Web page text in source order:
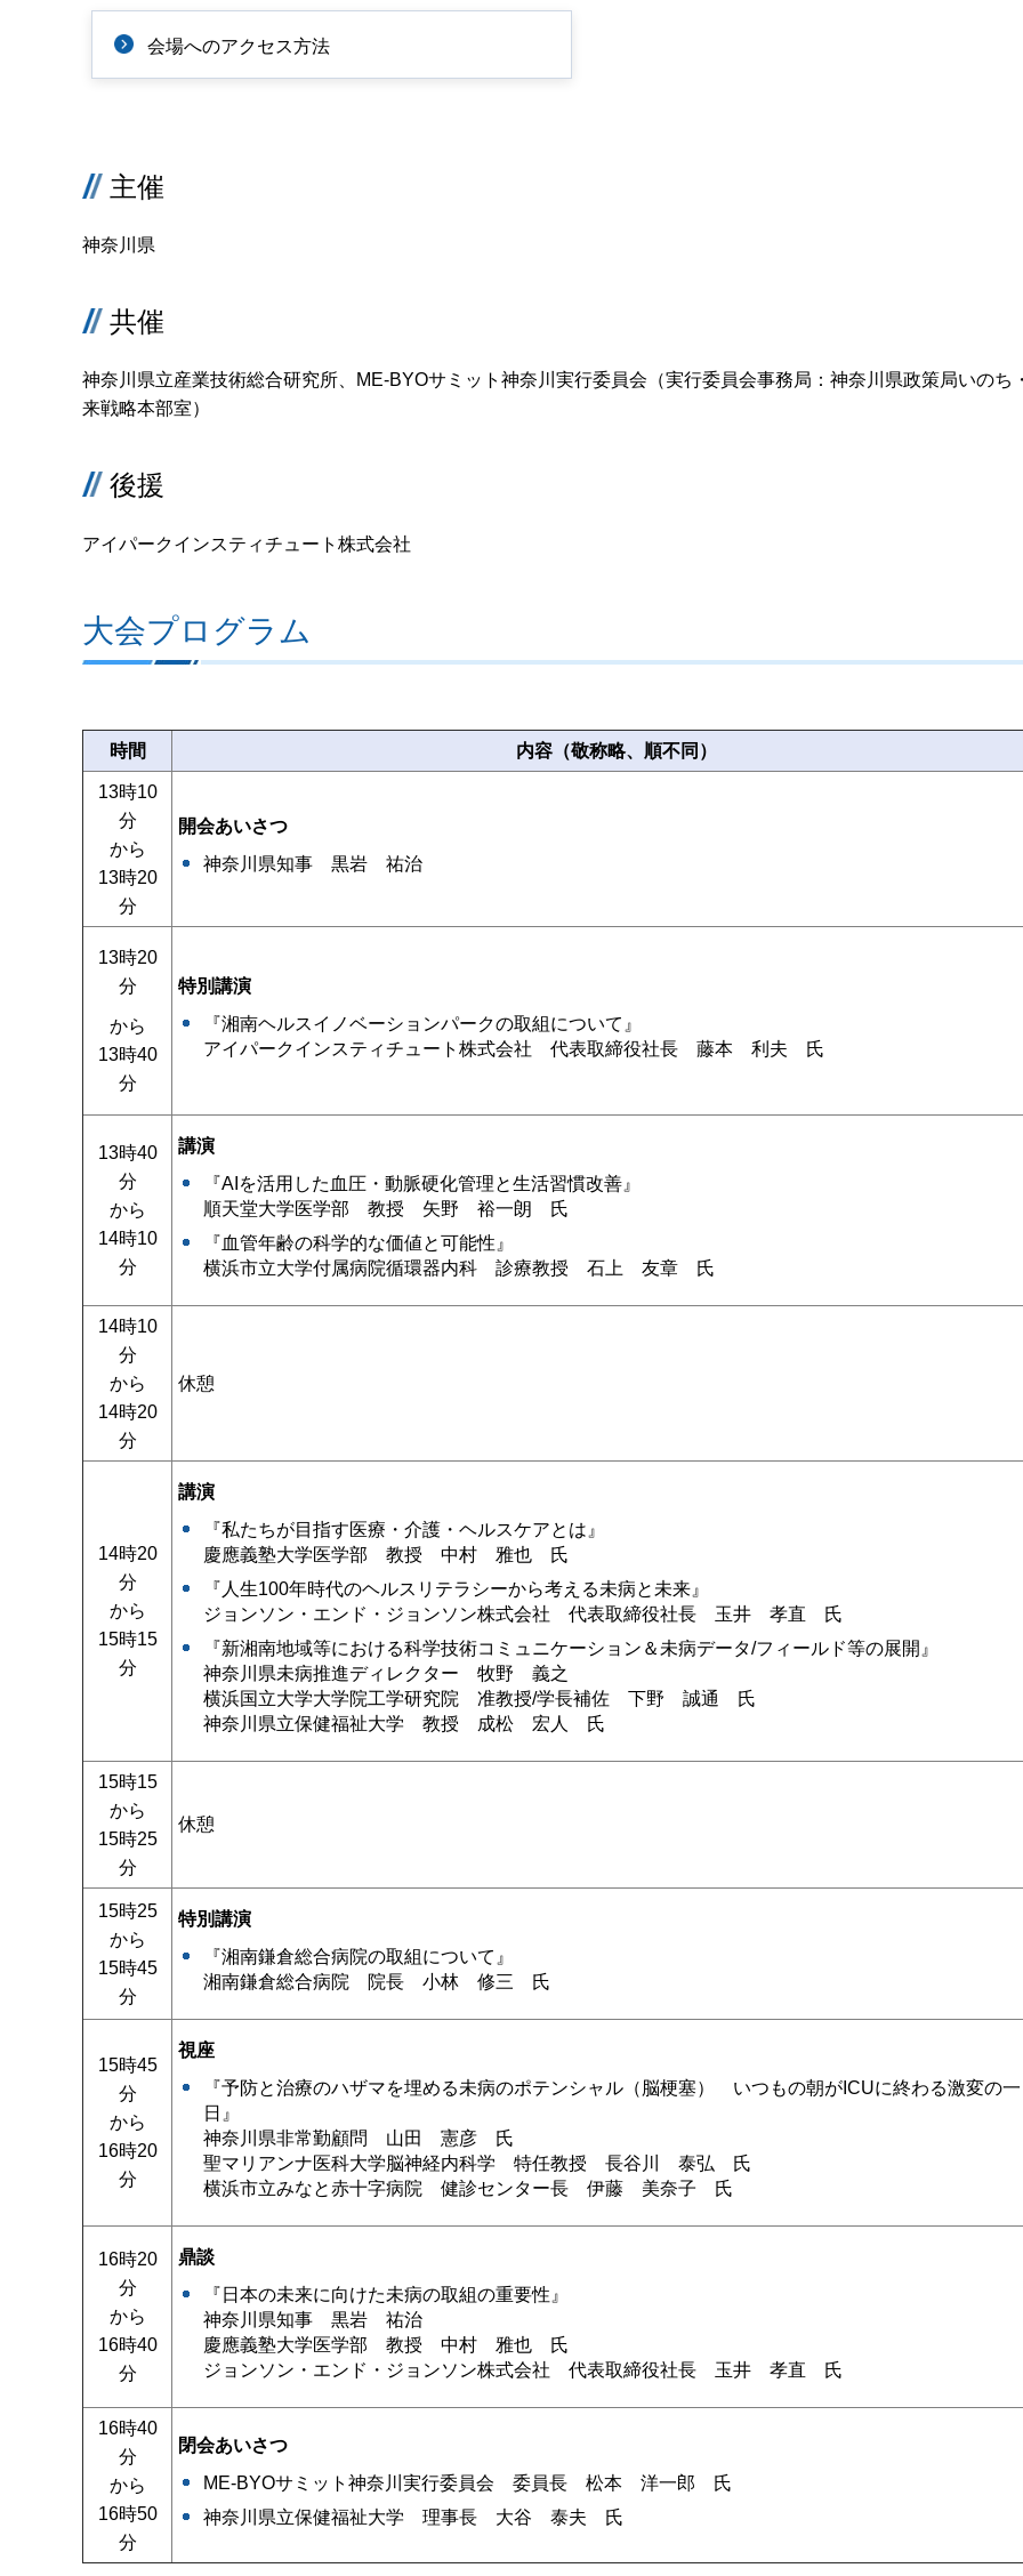
会場へのアクセス方法
主催
神奈川県
共催
神奈川県立産業技術総合研究所、ME-BYOサミット神奈川実行委員会（実行委員会事務局：神奈川県政策局いのち
来戦略本部室）
後援
アイパークインスティチュート株式会社
大会プログラム
時間 内容（敬称略、順不同）
13時10
分
から
13時20
分
開会あいさつ
神奈川県知事 黒岩 祐治
13時20
分
から
13時40
分
特別講演
『湘南ヘルスイノベーションパークの取組について』
アイパークインスティチュート株式会社 代表取締役社長 藤本 利夫 氏
13時40
分
から
14時10
分
講演
『AIを活用した血圧・動脈硬化管理と生活習慣改善』
順天堂大学医学部 教授 矢野 裕一朗 氏
『血管年齢の科学的な価値と可能性』
横浜市立大学付属病院循環器内科 診療教授 石上 友章 氏
14時10
分
から
14時20
分
休憩
14時20
分
から
15時15
分
講演
『私たちが目指す医療・介護・ヘルスケアとは』
慶應義塾大学医学部 教授 中村 雅也 氏
『人生100年時代のヘルスリテラシーから考える未病と未来』
ジョンソン・エンド・ジョンソン株式会社 代表取締役社長 玉井 孝直 氏
『新湘南地域等における科学技術コミュニケーション＆未病データ/フィールド等の展開』
神奈川県未病推進ディレクター 牧野 義之
横浜国立大学大学院工学研究院 准教授/学長補佐 下野 誠通 氏
神奈川県立保健福祉大学 教授 成松 宏人 氏
15時15
から
15時25
分
休憩
15時25
から
15時45
分
特別講演
『湘南鎌倉総合病院の取組について』
湘南鎌倉総合病院 院長 小林 修三 氏
15時45
分
から
16時20
分
視座
『予防と治療のハザマを埋める未病のポテンシャル（脳梗塞） いつもの朝がICUに終わる激変の一
日』
神奈川県非常勤顧問 山田 憲彦 氏
聖マリアンナ医科大学脳神経内科学 特任教授 長谷川 泰弘 氏
横浜市立みなと赤十字病院 健診センター長 伊藤 美奈子 氏
16時20
分
から
16時40
分
鼎談
『日本の未来に向けた未病の取組の重要性』
神奈川県知事 黒岩 祐治
慶應義塾大学医学部 教授 中村 雅也 氏
ジョンソン・エンド・ジョンソン株式会社 代表取締役社長 玉井 孝直 氏
16時40
分
から
16時50
分
閉会あいさつ
ME-BYOサミット神奈川実行委員会 委員長 松本 洋一郎 氏
神奈川県立保健福祉大学 理事長 大谷 泰夫 氏